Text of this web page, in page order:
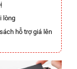
lòng
hỗ trợ giá lên